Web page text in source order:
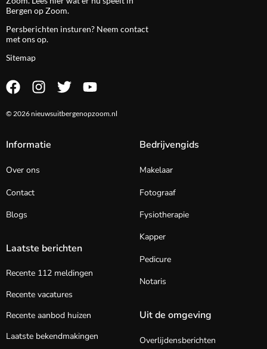
Bergen op Zoom.
Persberichten insturen? Neem contact
met ons op.
Sitemap
© 2026 nieuwsuitbergenopzoom.nl
Informatie
Over ons
Contact
Blogs
Laatste berichten
Recente 112 meldingen
Recente vacatures
Recente aanbod huizen
Laatste bekendmakingen
Bedrijvengids
Makelaar
Fotograaf
Fysiotherapie
Kapper
Pedicure
Notaris
Uit de omgeving
Overlijdensberichten